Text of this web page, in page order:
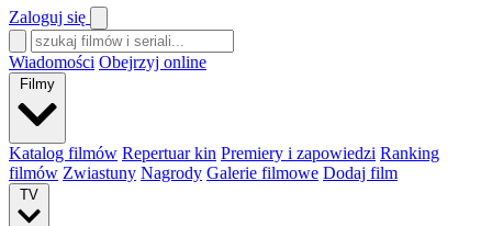
Zaloguj się
Wiadomości Obejrzyj online
Filmy
Katalog filmów Repertuar kin Premiery i zapowiedzi Ranking
filmów Zwiastuny Nagrody Galerie filmowe Dodaj film
TV